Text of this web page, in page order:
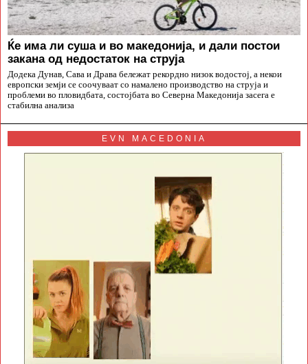
Ќе има ли суша и во македонија, и дали постои
закана од недостаток на струја
Додека Дунав, Сава и Драва бележат рекордно низок водостој, а некои
европски земји се соочуваат со намалено производство на струја и
проблеми во пловидбата, состојбата во Северна Македонија засега е
стабилна анализа
EVN MACEDONIA